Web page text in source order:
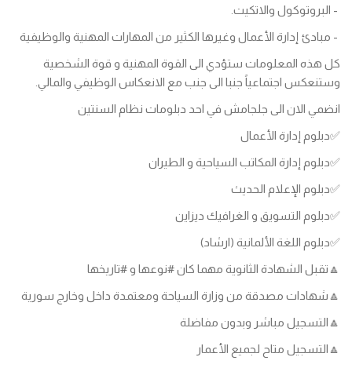
- البروتوكول والاتكيت.
- مبادئ إدارة الأعمال وغيرها الكثير من المهارات المهنية والوظيفية
كل هذه المعلومات ستؤدي الى القوة المهنية و قوة الشخصية
وستنعكس اجتماعياً جنبا الى جنب مع الانعكاس الوظيفي والمالي.
انضمي الان الى جلجامش في احد دبلومات نظام السنتين
✅دبلوم إدارة الأعمال
✅دبلوم إدارة المكاتب السياحية و الطيران
✅دبلوم الإعلام الحديث
✅دبلوم التسويق و الغرافيك ديزاين
✅دبلوم اللغة الألمانية (ارشاد)
🔼تقبل الشهادة الثانوية مهما كان #نوعها و #تاريخها
🔼شهادات مصدقة من وزارة السياحة ومعتمدة داخل وخارج سورية
🔼التسجيل مباشر وبدون مفاضلة
🔼التسجيل متاح لجميع الأعمار